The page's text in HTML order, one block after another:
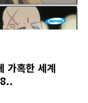
가혹한 세계